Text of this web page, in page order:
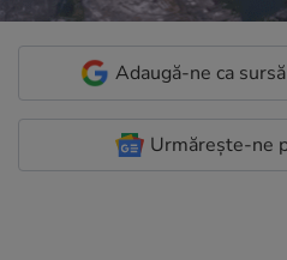
Adaugă-ne ca
Urmărește-ne